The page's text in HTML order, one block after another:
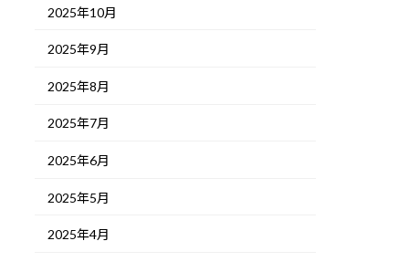
2025年10月
2025年9月
2025年8月
2025年7月
2025年6月
2025年5月
2025年4月